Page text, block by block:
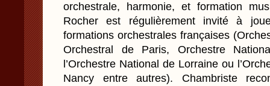
orchestrale, harmonie, et formation
Rocher est régulièrement invité à
formations orchestrales françaises
Orchestral de Paris, Orchestre
l’Orchestre National de Lorraine ou
Nancy entre autres). Chambriste